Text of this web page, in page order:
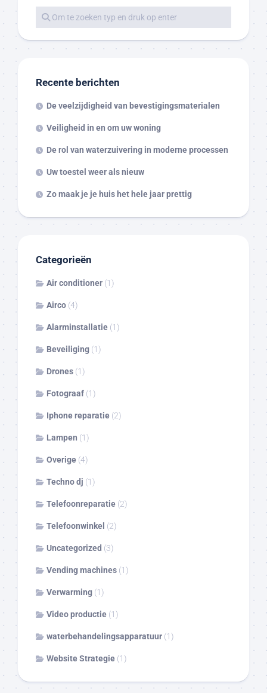
Recente berichten
De veelzijdigheid van bevestigingsmaterialen
Veiligheid in en om uw woning
De rol van waterzuivering in moderne processen
Uw toestel weer als nieuw
Zo maak je je huis het hele jaar prettig
Categorieën
Air conditioner (1)
Airco (4)
Alarminstallatie (1)
Beveiliging (1)
Drones (1)
Fotograaf (1)
Iphone reparatie (2)
Lampen (1)
Overige (4)
Techno dj (1)
Telefoonreparatie (2)
Telefoonwinkel (2)
Uncategorized (3)
Vending machines (1)
Verwarming (1)
Video productie (1)
waterbehandelingsapparatuur (1)
Website Strategie (1)